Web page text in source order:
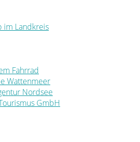
im Landkreis
Fahrrad
Wattenmeer
Nordsee
GmbH